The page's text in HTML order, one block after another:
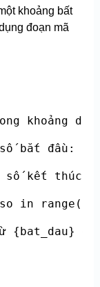
khoảng bất
đoạn mã
khoảng do
bắt đầu:
số kết thúc:
so in
{bat_dau}